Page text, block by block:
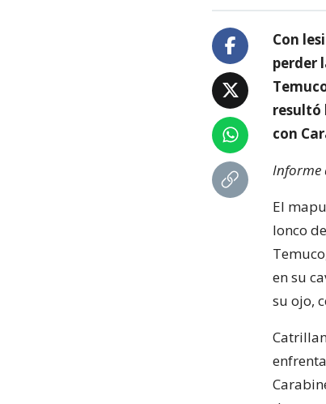
Con
perder
resultó
con
Informe
El
lonco
en su
su ojo,